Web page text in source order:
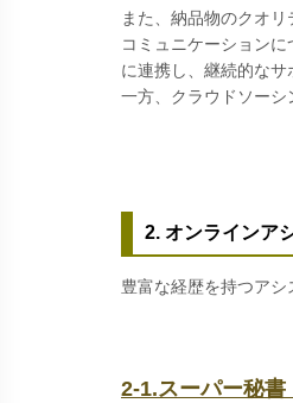
また、納品物のクオ
コミュニケーション
に連携し、継続的なサ
一方、クラウドソーシ
2. オンラインア
豊富な経歴を持つアシ
2-1.スーパー秘書